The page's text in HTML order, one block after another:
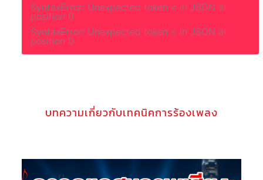
SyntaxError: Unexpected token < in JSON at
position 0
SyntaxError: Unexpected token < in JSON at
position 0
บทความเกี่ยวกับเทคนิคการร้องเพลง